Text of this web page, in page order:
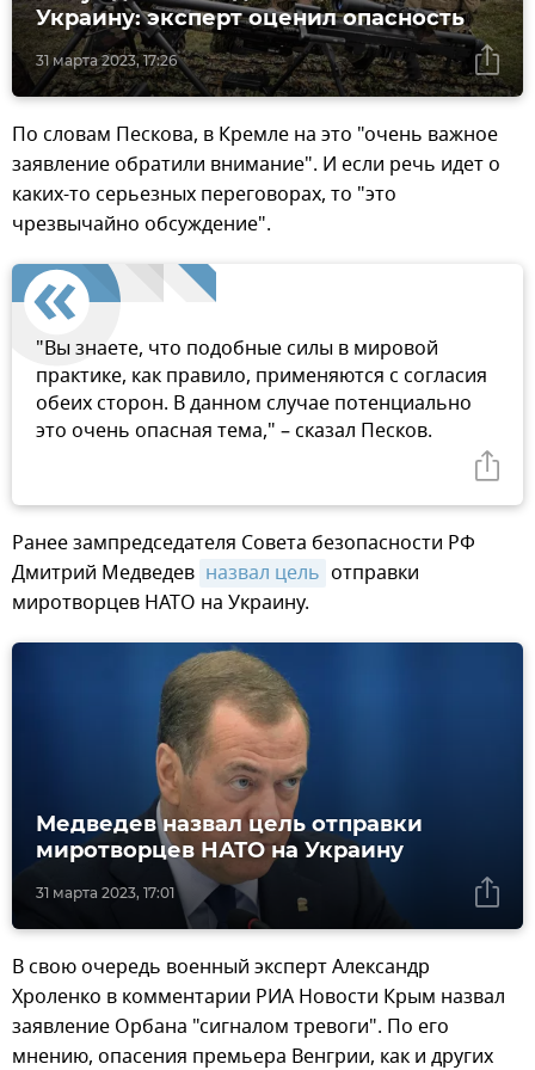
31 марта 2023, 17:26
Украину: эксперт оценил опасность
По словам Пескова, в Кремле на это "очень важное
заявление обратили внимание". И если речь идет о
каких-то серьезных переговорах, то "это
чрезвычайно обсуждение".
"Вы знаете, что подобные силы в мировой
практике, как правило, применяются с согласия
обеих сторон. В данном случае потенциально
это очень опасная тема," – сказал Песков.
Ранее зампредседателя Совета безопасности РФ
Дмитрий Медведев назвал цель отправки
миротворцев НАТО на Украину.
31 марта 2023, 17:01
Медведев назвал цель отправки
миротворцев НАТО на Украину
В свою очередь военный эксперт Александр
Хроленко в комментарии РИА Новости Крым назвал
заявление Орбана "сигналом тревоги". По его
мнению, опасения премьера Венгрии, как и других